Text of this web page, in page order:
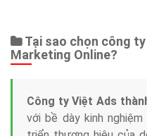
Tại sao chọn công
Marketing Online?
Công ty Việt Ads
với bề dày kinh